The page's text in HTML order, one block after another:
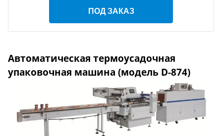
ПОД ЗАКАЗ
Автоматическая термоусадочная
упаковочная машина (модель D-874)